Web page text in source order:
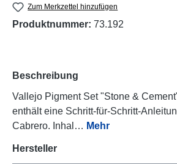
Zum Merkzettel hinzufügen
Produktnummer: 73.192
Beschreibung
Vallejo Pigment Set "Stone &
enthält eine Schritt-für-Schritt-
Cabrero. Inhal… Mehr
Hersteller